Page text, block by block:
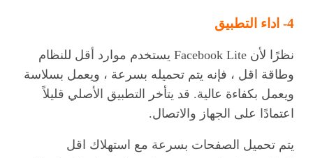
4- اداء التطبيق
نظرًا لأن Facebook Lite يستخدم موارد أقل للنظام
وطاقة اقل ، فإنه يتم تحميله بسرعة ، ويعمل بسلاسة
ويعمل بكفاءة عالية. قد يتأخر التطبيق الأصلي قليلاً
اعتمادًا على الجهاز والاتصال.
يتم تحميل الصفحات بسرعة مع استهلاك اقل